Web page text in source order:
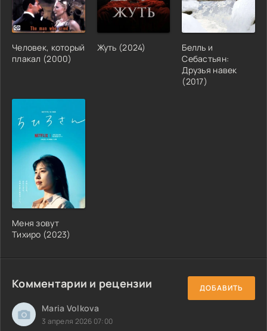
Человек, который
плакал (2000)
Жуть (2024)
Белль и
Себастьян:
Друзья навек
(2017)
Меня зовут
Тихиро (2023)
Комментарии и рецензии ДОБАВИТЬ
Maria Volkova
3 апреля 2026 07:00